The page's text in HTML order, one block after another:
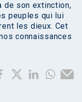
de son extinction,
peuples qui lui
les dieux. Cet
connaissances